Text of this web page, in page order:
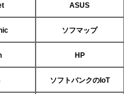
ASUS
ソフマップ
HP
ソフトバンクのIoT